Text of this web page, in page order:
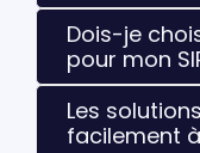
Dois-je
pour mon
Les
facilement